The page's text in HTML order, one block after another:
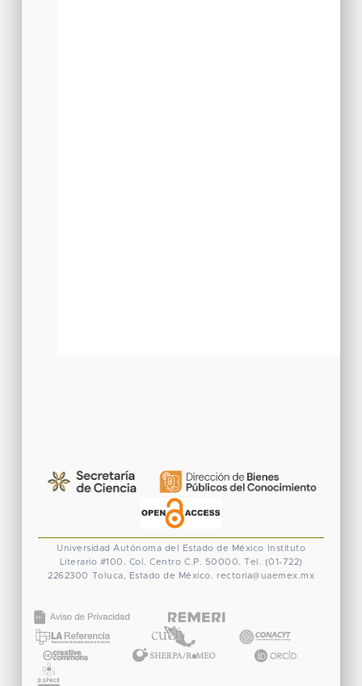
Universidad Autónoma del Estado de México
Instituto
Literario #100. Col. Centro C.P. 50000. Tel. (01-722)
2262300 Toluca, Estado de México. rectoria@uaemex.mx